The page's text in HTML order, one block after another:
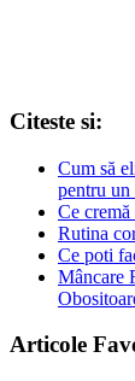
Citeste si:
Cum să
pentru un
Ce
Rutina
Ce poti
Mâncare
Articole